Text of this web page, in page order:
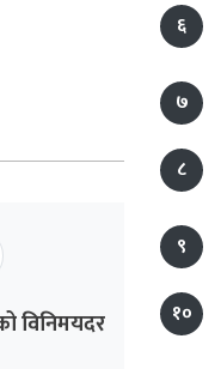
विनिमयदर
६
७
८
९
१०